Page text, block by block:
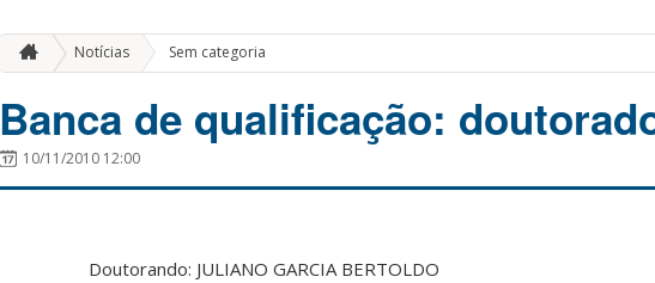
Notícias Sem categoria
Banca de qualificação:
10/11/2010 12:00
Doutorando: JULIANO GARCIA BERTOLDO